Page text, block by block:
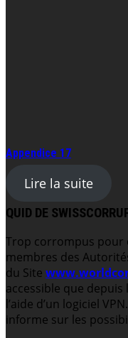
Appendice 17
Lire la suite
QUID DE
Trop corrompus pour
membres des
du Site
accessible que depuis
l’aide d’un logiciel
informe sur les